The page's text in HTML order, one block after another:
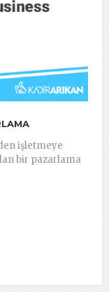
işletmeye
bir pazarlama